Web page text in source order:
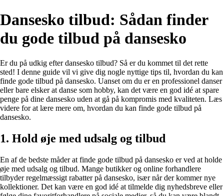
Dansesko tilbud: Sådan finder
du gode tilbud på dansesko
Er du på udkig efter dansesko tilbud? Så er du kommet til det rette
sted! I denne guide vil vi give dig nogle nyttige tips til, hvordan du kan
finde gode tilbud på dansesko. Uanset om du er en professionel danser
eller bare elsker at danse som hobby, kan det være en god idé at spare
penge på dine dansesko uden at gå på kompromis med kvaliteten. Læs
videre for at lære mere om, hvordan du kan finde gode tilbud på
dansesko.
1. Hold øje med udsalg og tilbud
En af de bedste måder at finde gode tilbud på dansesko er ved at holde
øje med udsalg og tilbud. Mange butikker og online forhandlere
tilbyder regelmæssigt rabatter på dansesko, især når der kommer nye
kollektioner. Det kan være en god idé at tilmelde dig nyhedsbreve eller